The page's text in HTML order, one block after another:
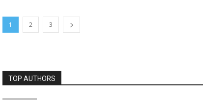
1 2 3
TOP AUTHORS